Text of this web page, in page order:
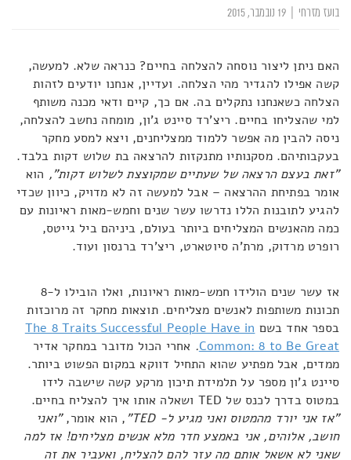
בועז מזרחי
האם ניתן ליצור נוסחה להצלחה בחיים? כנראה שלא. למעשה,
קשה אפילו להגדיר מהי הצלחה. ועדיין, אנחנו יודעים לזהות
הצלחה כשאנחנו נתקלים בה. אם כך, קיים ודאי מכנה משותף
למי שהצליחו בחיים. ריצ'רד סיינט ג'ון, מומחה נחשב להצלחה,
ניסה להבין מה אפשר ללמוד ממצליחנים, ויצא למסע מחקר
בעקבותיהם. מסקנותיו מתנקזות להרצאה בת שלוש דקות בלבד.
"זאת בעצם הרצאה של שעתיים שמקוצצת לשלוש דקות", הוא
אומר בפתיחת ההרצאה – אבל למעשה זה לא מדויק, כיוון שכדי
להגיע לתובנות הללו נדרשו עשר שנים וחמש-מאות ראיונות עם
כמה מהאנשים המצליחים ביותר בעולם, ביניהם ביל גייטס,
רופרט מרדוק, מרת'ה סיוטארט, ריצ'רד ברנסון ועוד.
אז עשר שנים הולידו חמש-מאות ראיונות, ואלו הובילו ל-8
תכונות משותפות לאנשים מצליחים. תוצאות מחקר זה מרוכזות
בספר אחד בשם The 8 Traits Successful People Have in
Common: 8 to Be Great
. אחרי הכול מדובר במחקר אדיר
ממדים, אבל מפתיע שהוא התחיל דווקא במקום הפשוט ביותר.
סיינט ג'ון מספר על תלמידת תיכון מרקע קשה שישבה לידו
במטוס בדרך לכנס של TED ושאלה אותו איך להצליח בחיים.
"אז אני יורד מהמטוס ואני מגיע ל-TED
", הוא אומר,"ואני
חושב, אלוהים, אני באמצע חדר מלא אנשים מצליחים! אז למה
שאני לא אשאל אותם מה עזר להם להצליח, ואעביר את זה